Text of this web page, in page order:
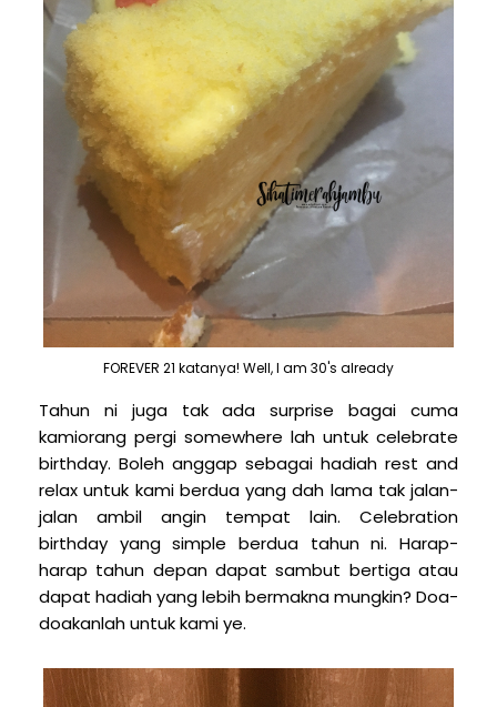
FOREVER 21 katanya! Well, I am 30's already
Tahun ni juga tak ada surprise bagai cuma
kamiorang pergi somewhere lah untuk celebrate
birthday. Boleh anggap sebagai hadiah rest and
relax untuk kami berdua yang dah lama tak jalan-
jalan ambil angin tempat lain. Celebration
birthday yang simple berdua tahun ni. Harap-
harap tahun depan dapat sambut bertiga atau
dapat hadiah yang lebih bermakna mungkin? Doa-
doakanlah untuk kami ye.